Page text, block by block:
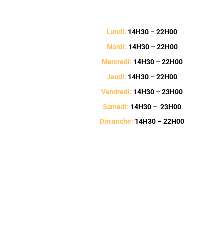
Lundi: 14H30 – 22H00
Mardi: 14H30 – 22H00
Mercredi: 14H30 – 22H00
Jeudi: 14H30 – 22H00
Vendredi: 14H30 – 23H00
Samedi: 14H30 – 23H00
Dimanche: 14H30 – 22H00